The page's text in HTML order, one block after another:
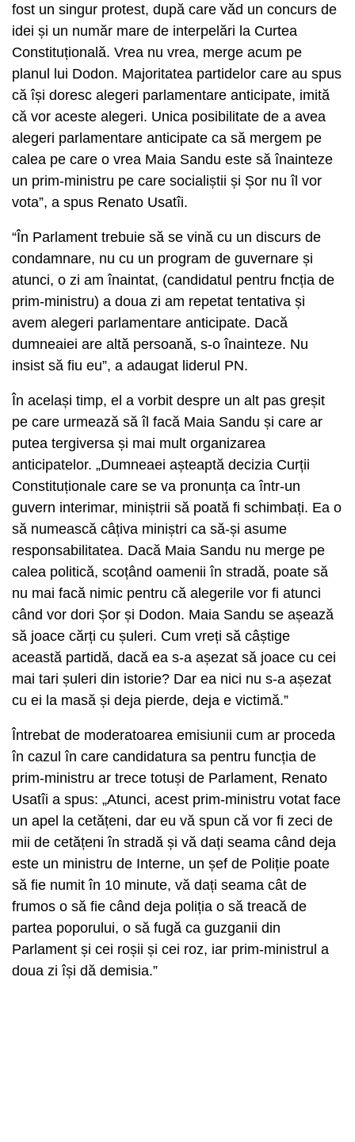
fost un singur protest, după care văd un concurs de
idei și un număr mare de interpelări la Curtea
Constituțională. Vrea nu vrea, merge acum pe
planul lui Dodon. Majoritatea partidelor care au spus
că își doresc alegeri parlamentare anticipate, imită
că vor aceste alegeri. Unica posibilitate de a avea
alegeri parlamentare anticipate ca să mergem pe
calea pe care o vrea Maia Sandu este să înainteze
un prim-ministru pe care socialiștii și Șor nu îl vor
vota”, a spus Renato Usatîi.
“În Parlament trebuie să se vină cu un discurs de
condamnare, nu cu un program de guvernare și
atunci, o zi am înaintat, (candidatul pentru fncția de
prim-ministru) a doua zi am repetat tentativa și
avem alegeri parlamentare anticipate. Dacă
dumneaiei are altă persoană, s-o înainteze. Nu
insist să fiu eu”, a adaugat liderul PN.
În același timp, el a vorbit despre un alt pas greșit
pe care urmează să îl facă Maia Sandu și care ar
putea tergiversa și mai mult organizarea
anticipatelor. „Dumneaei așteaptă decizia Curții
Constituționale care se va pronunța ca într-un
guvern interimar, miniștrii să poată fi schimbați. Ea o
să numească câțiva miniștri ca să-și asume
responsabilitatea. Dacă Maia Sandu nu merge pe
calea politică, scoțând oamenii în stradă, poate să
nu mai facă nimic pentru că alegerile vor fi atunci
când vor dori Șor și Dodon. Maia Sandu se așează
să joace cărți cu șuleri. Cum vreți să câștige
această partidă, dacă ea s-a așezat să joace cu cei
mai tari șuleri din istorie? Dar ea nici nu s-a așezat
cu ei la masă și deja pierde, deja e victimă.”
Întrebat de moderatoarea emisiunii cum ar proceda
în cazul în care candidatura sa pentru funcția de
prim-ministru ar trece totuși de Parlament, Renato
Usatîi a spus: „Atunci, acest prim-ministru votat face
un apel la cetățeni, dar eu vă spun că vor fi zeci de
mii de cetățeni în stradă și vă dați seama când deja
este un ministru de Interne, un șef de Poliție poate
să fie numit în 10 minute, vă dați seama cât de
frumos o să fie când deja poliția o să treacă de
partea poporului, o să fugă ca guzganii din
Parlament și cei roșii și cei roz, iar prim-ministrul a
doua zi își dă demisia.”